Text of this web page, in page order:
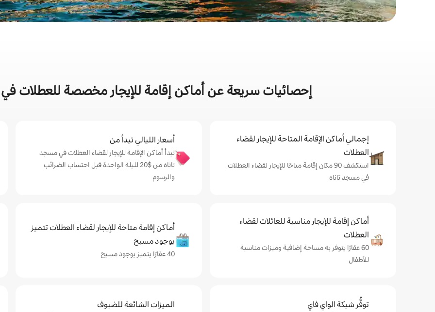
إحصائيات سريعة عن أماكن إقامة للإيجار مخصصة للعطلات
إجمالي أماكن الإقامة المتاحة للإيجار لقضاء
العطلات
استكشف 90 مكان إقامة متاحًا للإيجار لقضاء العطلات
في مسجد تاناه
أسعار الليالي تبدأ من
تبدأ أماكن الإقامة للإيجار لقضاء العطلات في مسجد
تاناه من $‏20 لليلة الواحدة قبل احتساب الضرائب
والرسوم
أماكن إقامة للإيجار مناسبة للعائلات لقضاء
العطلات
60 عقارًا يتوفر به مساحة إضافية وميزات مناسبة
للأطفال
أماكن إقامة متاحة للإيجار لقضاء العطلات تتميز
بوجود مسبح
40 عقارًا يتميز بوجود مسبح
توفُّر شبكة الواي فاي الميزات الشائعة للضيوف